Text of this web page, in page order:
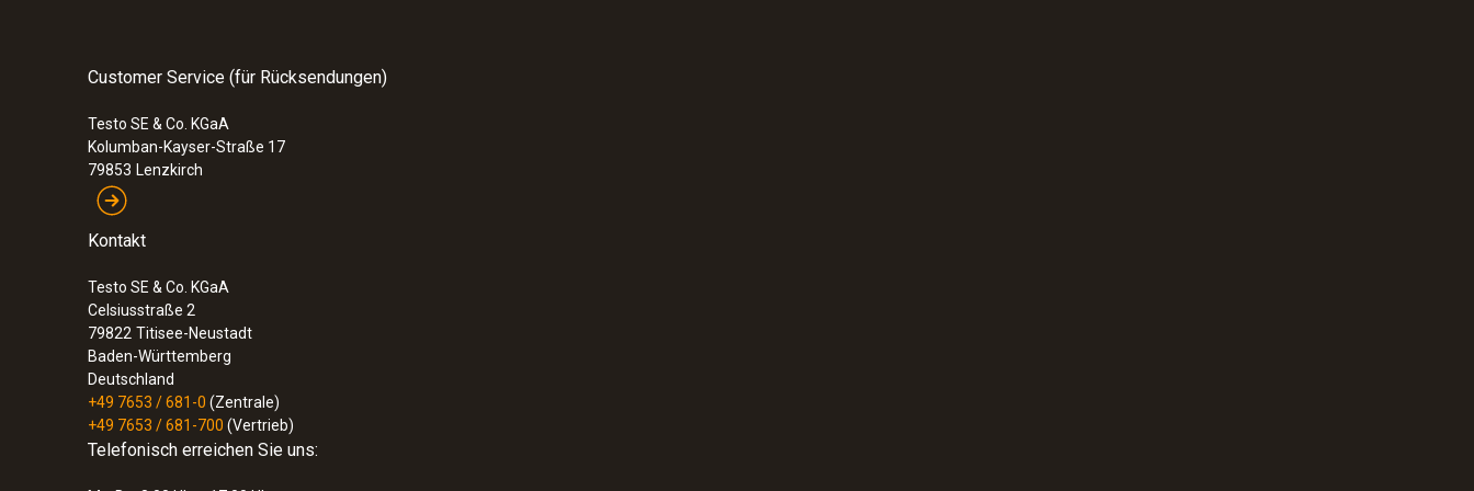
:0590 7603
testo 760-3 - Digital-Multimeter
246,00 €
Customer Service (für Rücksendungen)
Testo SE & Co. KGaA
Kolumban-Kayser-Straße 17
79853 Lenzkirch
Kontakt
Testo SE & Co. KGaA
Celsiusstraße 2
79822 Titisee-Neustadt
Baden-Württemberg
Deutschland
+49 7653 / 681-0 (Zentrale)
+49 7653 / 681-700 (Vertrieb)
Telefonisch erreichen Sie uns: